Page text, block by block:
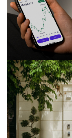
Forbes-sztori
Fintech